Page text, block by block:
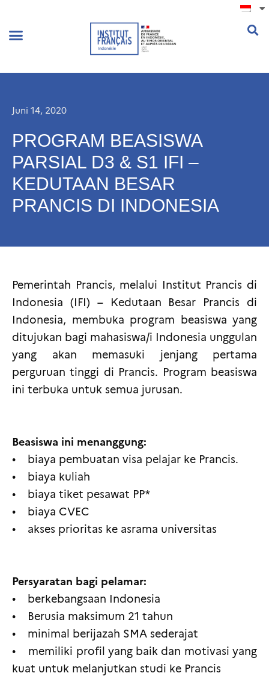
Juni 14, 2020
PROGRAM BEASISWA
PARSIAL D3 & S1 IFI –
KEDUTAAN BESAR
PRANCIS DI INDONESIA
Pemerintah Prancis, melalui Institut Prancis di
Indonesia (IFI) – Kedutaan Besar Prancis di
Indonesia, membuka program beasiswa yang
ditujukan bagi mahasiswa/i Indonesia unggulan
yang akan memasuki jenjang pertama
perguruan tinggi di Prancis. Program beasiswa
ini terbuka untuk semua jurusan.
Beasiswa ini menanggung:
• biaya pembuatan visa pelajar ke Prancis.
• biaya kuliah
• biaya tiket pesawat PP*
• biaya CVEC
• akses prioritas ke asrama universitas
Persyaratan bagi pelamar:
• berkebangsaan Indonesia
• Berusia maksimum 21 tahun
• minimal berijazah SMA sederajat
• memiliki profil yang baik dan motivasi yang
kuat untuk melanjutkan studi ke Prancis